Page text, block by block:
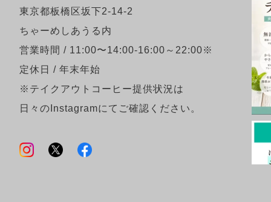
東京都板橋区坂下2-14-2
ちゃーめしあうる内
営業時間 / 11:00〜14:00-16:00～22:00※
定休日 / 年末年始
※テイクアウトコーヒー提供状況は
日々のInstagramにてご確認ください。